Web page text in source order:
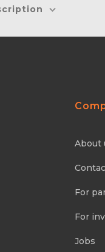
About
For
For
Jobs